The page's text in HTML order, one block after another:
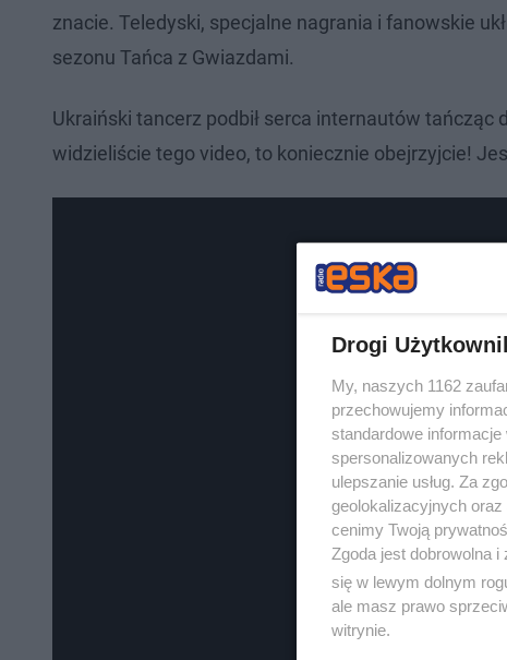
znacie. Teledyski, specjalne nagrania i fanowskie
sezonu Tańca z Gwiazdami.
Ukraiński tancerz podbił serca internautów tańcząc
widzieliście tego video, to koniecznie obejrzyjcie!
Drogi
My, naszych 1162
przechowujemy
standardowe
spersonalizowanych
ulepszanie usług. Za
geolokalizacyjnych
cenimy Twoją
Zgoda jest dobrowolna
się w lewym dolnym
ale masz prawo
witrynie.